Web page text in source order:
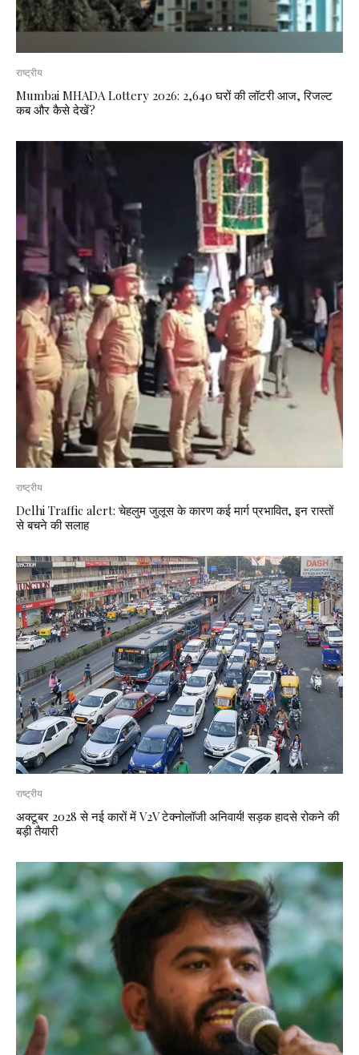
राष्ट्रीय
Mumbai MHADA Lottery 2026: 2,640 घरों की लॉटरी आज, रिजल्ट
कब और कैसे देखें?
राष्ट्रीय
Delhi Traffic alert: चेहलुम जुलूस के कारण कई मार्ग प्रभावित, इन रास्तों
से बचने की सलाह
राष्ट्रीय
अक्टूबर 2028 से नई कारों में V2V टेक्नोलॉजी अनिवार्य! सड़क हादसे रोकने की
बड़ी तैयारी